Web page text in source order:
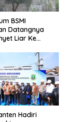
BSMI
Liar Ke
Hadiri